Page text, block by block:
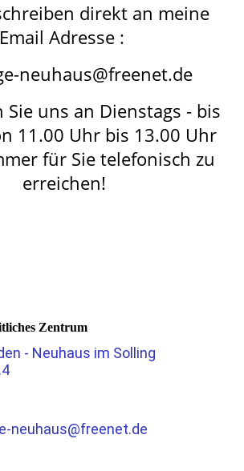
direkt an meine
Email Adresse :
neuhaus@freenet.de
Sie uns an Dienstags - bis
11.00 Uhr bis 13.00 Uhr
für Sie telefonisch zu
erreichen!
Zentrum
- Neuhaus im Solling
neuhaus@freenet.de